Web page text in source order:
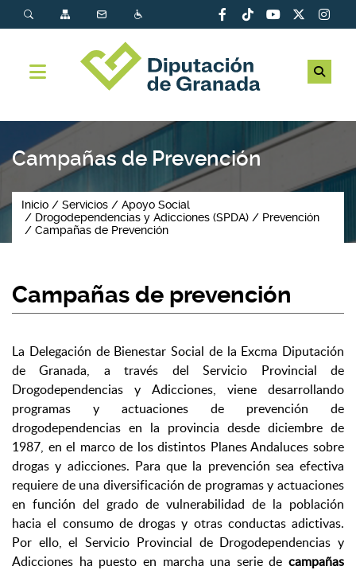
Campañas de Prevención
Inicio Servicios
Apoyo Social
Drogodependencias y Adicciones (SPDA)
Prevención
Campañas de Prevención
Campañas de prevención
La Delegación de Bienestar Social de la Excma Diputación
de Granada, a través del Servicio Provincial de
Drogodependencias y Adicciones, viene desarrollando
programas y actuaciones de prevención de
drogodependencias en la provincia desde diciembre de
1987, en el marco de los distintos Planes Andaluces sobre
drogas y adicciones. Para que la prevención sea efectiva
requiere de una diversificación de programas y actuaciones
en función del grado de vulnerabilidad de la población
hacia el consumo de drogas y otras conductas adictivas.
Por ello, el Servicio Provincial de Drogodependencias y
Adicciones ha puesto en marcha una serie de campañas